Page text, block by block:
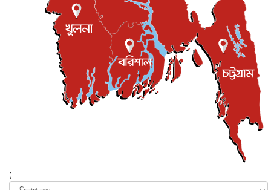
ইস্ট লন্ডন মসজিদের জুমার খুতবা : “কুরআন হোক জীবন দেখার
লেন্স...
ইসলাম ও জীবন ৭ আগস্ট, ২০২৬
সিলেটের কন্যা মোহিনী রশিদ এনওয়াইপিডির উচ্চপদস্থ কর্মকর্তা
দেশজুড়ে ৬ আগস্ট, ২০২৬
আজ থেকে সবার জন্য উন্মুক্ত জুলাই স্মৃতি জাদুঘর
৬ আগস্ট, ২০২৬
৬ আগস্ট, ২০২৬
জুলাইয়ের কৃতিত্ব নেওয়ার জন্য সবাই প্রতিযোগিতায় নেমেছে :
;